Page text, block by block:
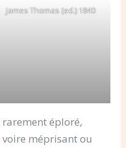
James Thomas (ed.) 1840
éploré,
méprisant ou